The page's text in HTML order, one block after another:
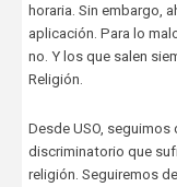
horaria. Sin embargo,
aplicación. Para lo
no. Y los que salen
Religión.
Desde USO, seguimos
discriminatorio que
religión. Seguiremos